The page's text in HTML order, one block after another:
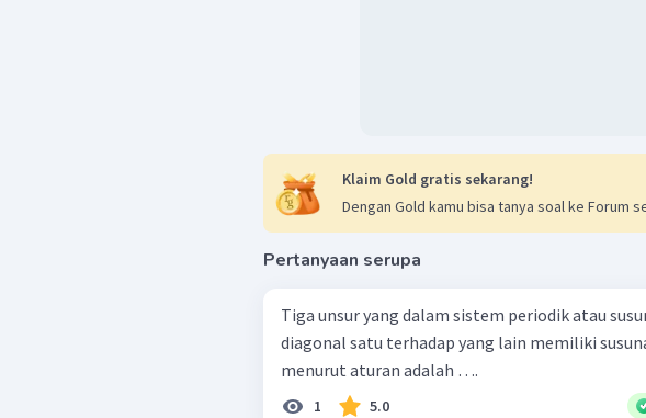
Klaim Gold gratis sekarang!
Dengan Gold kamu bisa tanya soal ke Forum
Pertanyaan serupa
Tiga unsur yang dalam sistem periodik atau
diagonal satu terhadap yang lain memiliki
menurut aturan adalah ….
1 5.0